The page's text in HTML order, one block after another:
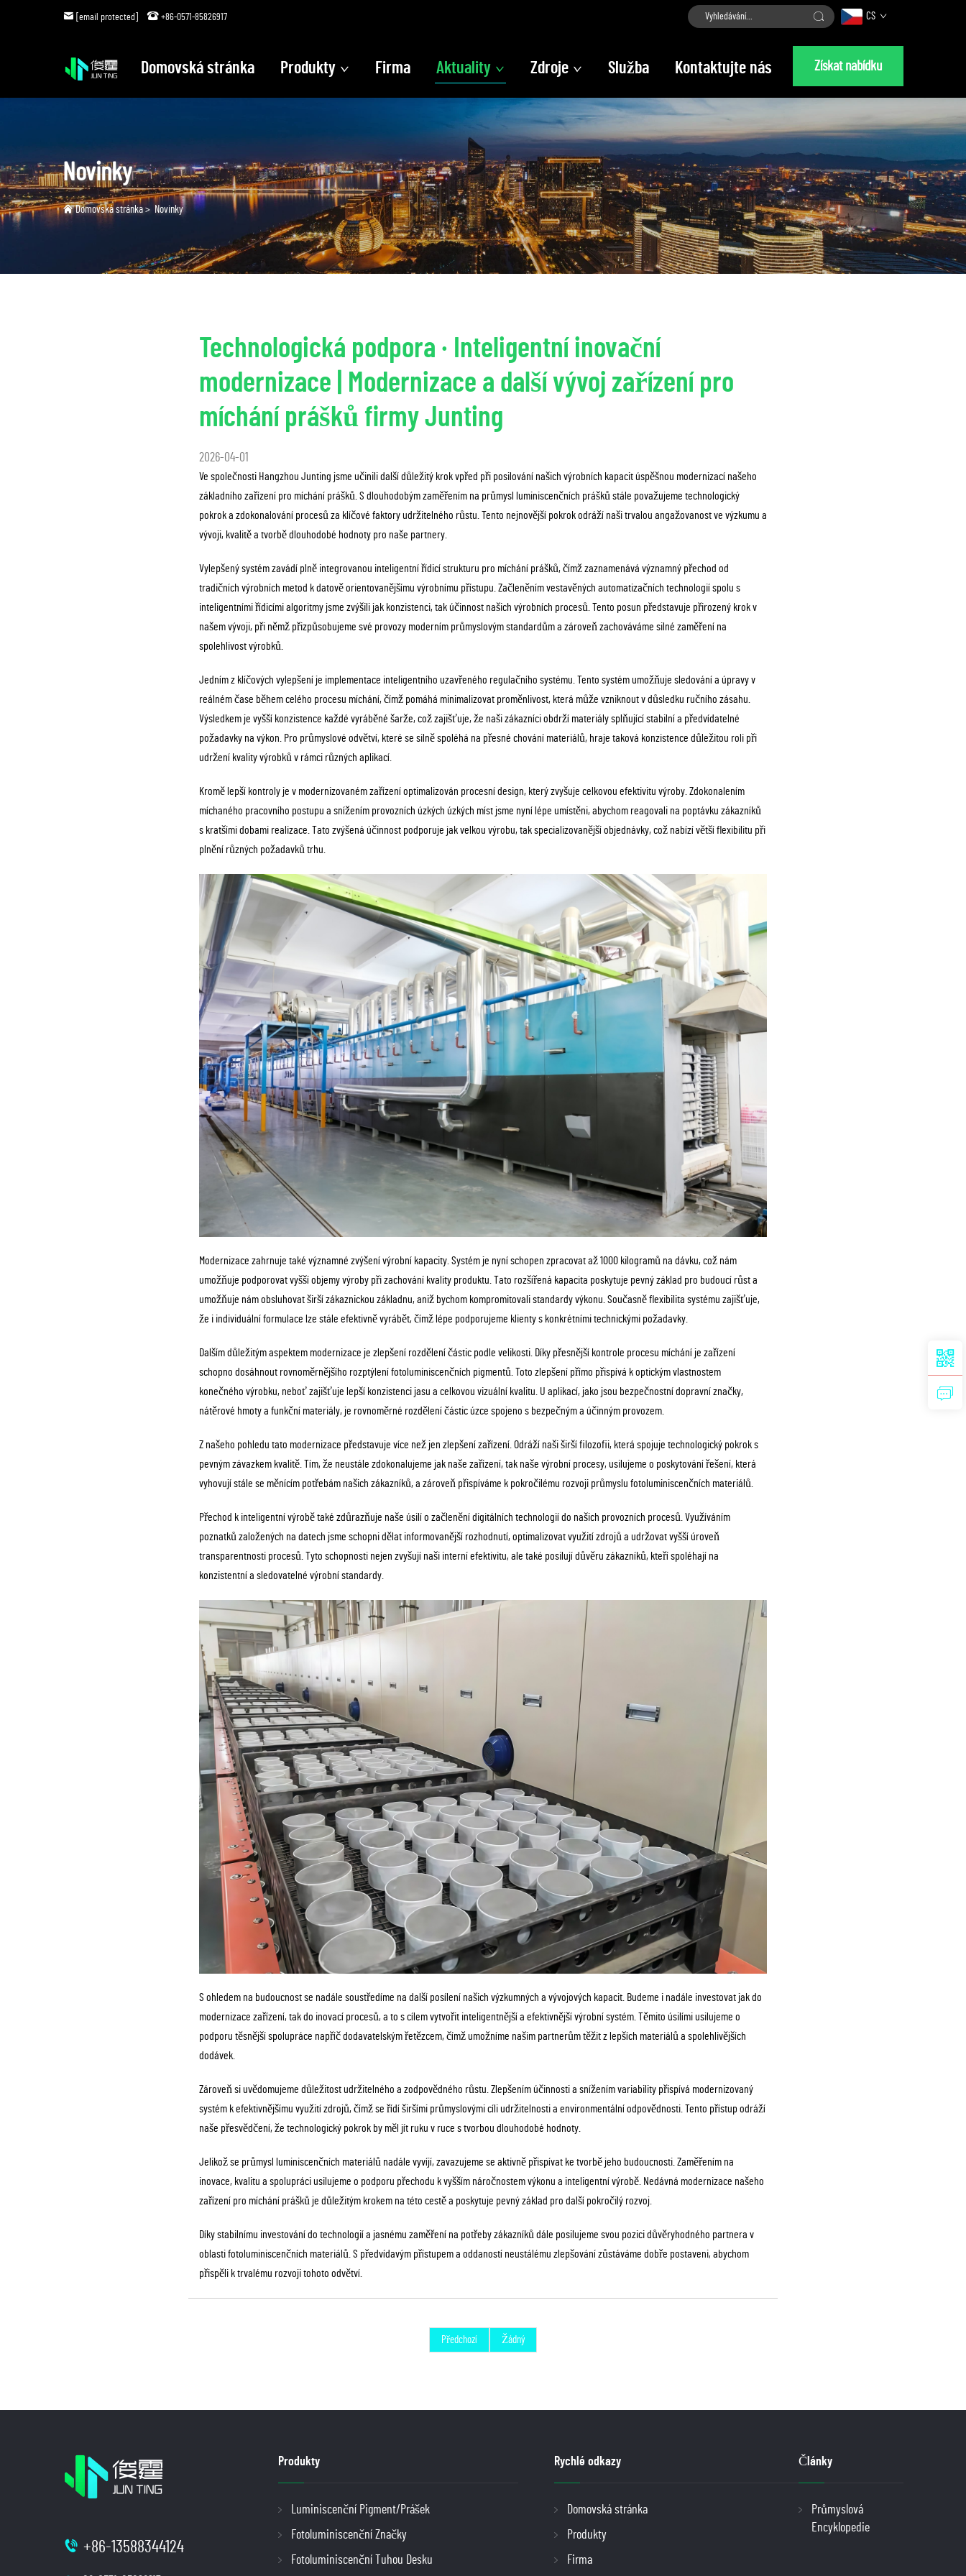
[email protected] +86-0571-85826917 CS
Domovská stránka Produkty Firma Aktuality Zdroje Služba Kontaktujte nás Získat nabídku
Novinky
Domovská stránka > Novinky
Technologická podpora · Inteligentní inovační
modernizace | Modernizace a další vývoj zařízení pro
míchání prášků firmy Junting
2026-04-01
Ve společnosti Hangzhou Junting jsme učinili další důležitý krok vpřed při posilování našich výrobních kapacit úspěšnou modernizací našeho
základního zařízení pro míchání prášků. S dlouhodobým zaměřením na průmysl luminiscenčních prášků stále považujeme technologický
pokrok a zdokonalování procesů za klíčové faktory udržitelného růstu. Tento nejnovější pokrok odráží naši trvalou angažovanost ve výzkumu a
vývoji, kvalitě a tvorbě dlouhodobé hodnoty pro naše partnery.
Vylepšený systém zavádí plně integrovanou inteligentní řídicí strukturu pro míchání prášků, čímž zaznamenává významný přechod od
tradičních výrobních metod k datově orientovanějšímu výrobnímu přístupu. Začleněním vestavěných automatizačních technologií spolu s
inteligentními řídicími algoritmy jsme zvýšili jak konzistenci, tak účinnost našich výrobních procesů. Tento posun představuje přirozený krok v
našem vývoji, při němž přizpůsobujeme své provozy moderním průmyslovým standardům a zároveň zachováváme silné zaměření na
spolehlivost výrobků.
Jedním z klíčových vylepšení je implementace inteligentního uzavřeného regulačního systému. Tento systém umožňuje sledování a úpravy v
reálném čase během celého procesu míchání, čímž pomáhá minimalizovat proměnlivost, která může vzniknout v důsledku ručního zásahu.
Výsledkem je vyšší konzistence každé vyráběné šarže, což zajišťuje, že naši zákazníci obdrží materiály splňující stabilní a předvídatelné
požadavky na výkon. Pro průmyslové odvětví, které se silně spoléhá na přesné chování materiálů, hraje taková konzistence důležitou roli při
udržení kvality výrobků v rámci různých aplikací.
Kromě lepší kontroly je v modernizovaném zařízení optimalizován procesní design, který zvyšuje celkovou efektivitu výroby. Zdokonalením
míchaného pracovního postupu a snížením provozních úzkých úzkých míst jsme nyní lépe umístěni, abychom reagovali na poptávku zákazníků
s kratšími dobami realizace. Tato zvýšená účinnost podporuje jak velkou výrobu, tak specializovanější objednávky, což nabízí větší flexibilitu při
plnění různých požadavků trhu.
Modernizace zahrnuje také významné zvýšení výrobní kapacity. Systém je nyní schopen zpracovat až 1000 kilogramů na dávku, což nám
umožňuje podporovat vyšší objemy výroby při zachování kvality produktu. Tato rozšířená kapacita poskytuje pevný základ pro budoucí růst a
umožňuje nám obsluhovat širší zákaznickou základnu, aniž bychom kompromitovali standardy výkonu. Současně flexibilita systému zajišťuje,
že i individuální formulace lze stále efektivně vyrábět, čímž lépe podporujeme klienty s konkrétními technickými požadavky.
Dalším důležitým aspektem modernizace je zlepšení rozdělení částic podle velikosti. Díky přesnější kontrole procesu míchání je zařízení
schopno dosáhnout rovnoměrnějšího rozptýlení fotoluminiscenčních pigmentů. Toto zlepšení přímo přispívá k optickým vlastnostem
konečného výrobku, neboť zajišťuje lepší konzistenci jasu a celkovou vizuální kvalitu. U aplikací, jako jsou bezpečnostní dopravní značky,
nátěrové hmoty a funkční materiály, je rovnoměrné rozdělení částic úzce spojeno s bezpečným a účinným provozem.
Z našeho pohledu tato modernizace představuje více než jen zlepšení zařízení. Odráží naši širší filozofii, která spojuje technologický pokrok s
pevným závazkem kvalitě. Tím, že neustále zdokonalujeme jak naše zařízení, tak naše výrobní procesy, usilujeme o poskytování řešení, která
vyhovují stále se měnícím potřebám našich zákazníků, a zároveň přispíváme k pokročilému rozvoji průmyslu fotoluminiscenčních materiálů.
Přechod k inteligentní výrobě také zdůrazňuje naše úsilí o začlenění digitálních technologií do našich provozních procesů. Využíváním
poznatků založených na datech jsme schopni dělat informovanější rozhodnutí, optimalizovat využití zdrojů a udržovat vyšší úroveň
transparentnosti procesů. Tyto schopnosti nejen zvyšují naši interní efektivitu, ale také posilují důvěru zákazníků, kteří spoléhají na
konzistentní a sledovatelné výrobní standardy.
S ohledem na budoucnost se nadále soustředíme na další posílení našich výzkumných a vývojových kapacit. Budeme i nadále investovat jak do
modernizace zařízení, tak do inovací procesů, a to s cílem vytvořit inteligentnější a efektivnější výrobní systém. Těmito úsilími usilujeme o
podporu těsnější spolupráce napříč dodavatelským řetězcem, čímž umožníme našim partnerům těžit z lepších materiálů a spolehlivějších
dodávek.
Zároveň si uvědomujeme důležitost udržitelného a zodpovědného růstu. Zlepšením účinnosti a snížením variability přispívá modernizovaný
systém k efektivnějšímu využití zdrojů, čímž se řídí širšími průmyslovými cíli udržitelnosti a environmentální odpovědnosti. Tento přístup odráží
naše přesvědčení, že technologický pokrok by měl jít ruku v ruce s tvorbou dlouhodobé hodnoty.
Jelikož se průmysl luminiscenčních materiálů nadále vyvíjí, zavazujeme se aktivně přispívat ke tvorbě jeho budoucnosti. Zaměřením na
inovace, kvalitu a spolupráci usilujeme o podporu přechodu k vyšším náročnostem výkonu a inteligentní výrobě. Nedávná modernizace našeho
zařízení pro míchání prášků je důležitým krokem na této cestě a poskytuje pevný základ pro další pokročilý rozvoj.
Díky stabilnímu investování do technologií a jasnému zaměření na potřeby zákazníků dále posilujeme svou pozici důvěryhodného partnera v
oblasti fotoluminiscenčních materiálů. S předvídavým přístupem a oddaností neustálému zlepšování zůstáváme dobře postaveni, abychom
přispěli k trvalému rozvoji tohoto odvětví.
Předchozí Žádný
+86-13588344124
Produkty
Luminiscenční Pigment/Prášek
Fotoluminiscenční Značky
Fotoluminiscenční Tuhou Desku
Rychlé odkazy
Domovská stránka
Produkty
Firma
Články
Průmyslová
Encyklopedie